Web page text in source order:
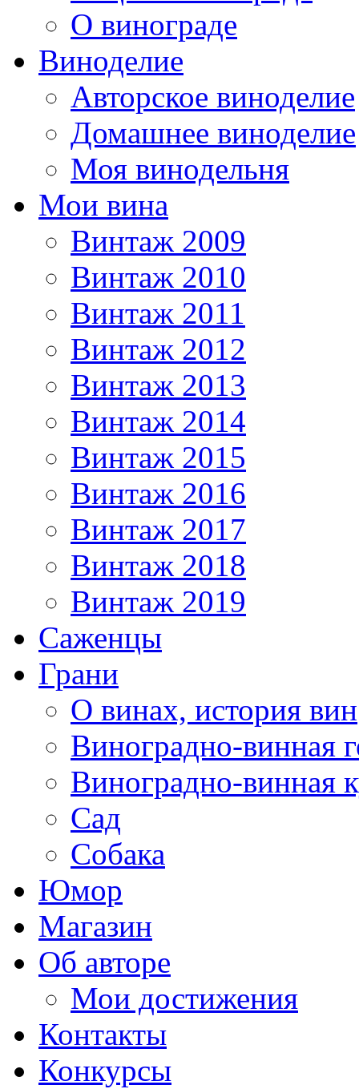
О винограде
Виноделие
Авторское виноделие
Домашнее виноделие
Моя винодельня
Мои вина
Винтаж 2009
Винтаж 2010
Винтаж 2011
Винтаж 2012
Винтаж 2013
Винтаж 2014
Винтаж 2015
Винтаж 2016
Винтаж 2017
Винтаж 2018
Винтаж 2019
Саженцы
Грани
О винах, история вин
Виноградно-винная
Виноградно-винная
Сад
Собака
Юмор
Магазин
Об авторе
Мои достижения
Контакты
Конкурсы